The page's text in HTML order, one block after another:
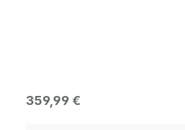
abgesetzt Front: Leinen in Light
Grey mit Carlo Colucci Script
Regulärer Preis:
359,99 €